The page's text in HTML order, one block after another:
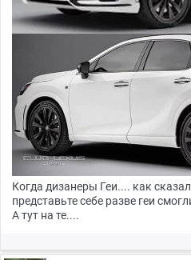
Когда дизанеры Геи.... как
представьте себе разве геи
А тут на те....